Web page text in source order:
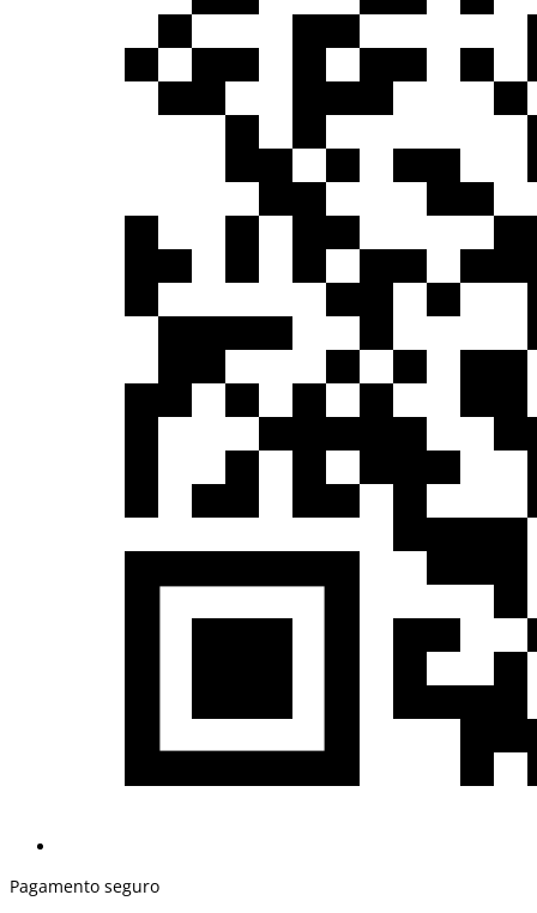
Pagamento seguro